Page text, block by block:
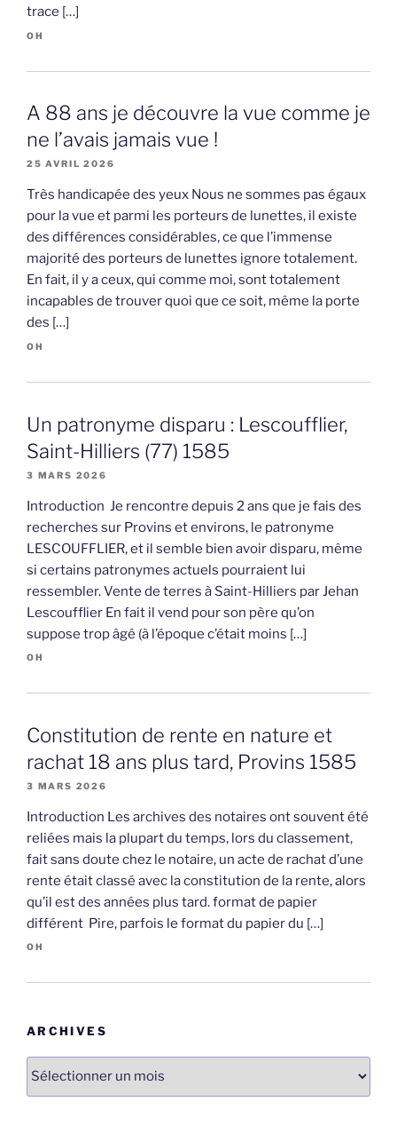
trace […]
OH
A 88 ans je découvre la vue comme je
ne l’avais jamais vue !
25 AVRIL 2026
Très handicapée des yeux Nous ne sommes pas égaux
pour la vue et parmi les porteurs de lunettes, il existe
des différences considérables, ce que l’immense
majorité des porteurs de lunettes ignore totalement.
En fait, il y a ceux, qui comme moi, sont totalement
incapables de trouver quoi que ce soit, même la porte
des […]
OH
Un patronyme disparu : Lescoufflier,
Saint-Hilliers (77) 1585
3 MARS 2026
Introduction Je rencontre depuis 2 ans que je fais des
recherches sur Provins et environs, le patronyme
LESCOUFFLIER, et il semble bien avoir disparu, même
si certains patronymes actuels pourraient lui
ressembler. Vente de terres à Saint-Hilliers par Jehan
Lescoufflier En fait il vend pour son père qu’on
suppose trop âgé (à l’époque c’était moins […]
OH
Constitution de rente en nature et
rachat 18 ans plus tard, Provins 1585
3 MARS 2026
Introduction Les archives des notaires ont souvent été
reliées mais la plupart du temps, lors du classement,
fait sans doute chez le notaire, un acte de rachat d’une
rente était classé avec la constitution de la rente, alors
qu’il est des années plus tard. format de papier
différent Pire, parfois le format du papier du […]
OH
ARCHIVES
Archives